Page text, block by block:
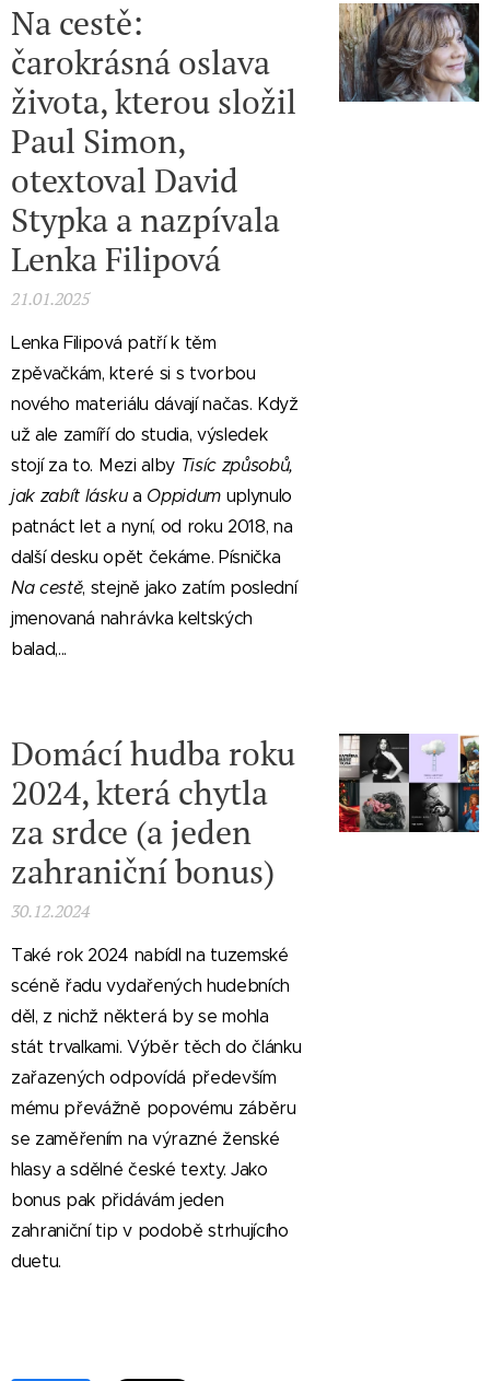
Na cestě:
čarokrásná oslava
života, kterou složil
Paul Simon,
otextoval David
Stypka a nazpívala
Lenka Filipová
21.01.2025
Lenka Filipová patří k těm
zpěvačkám, které si s tvorbou
nového materiálu dávají načas. Když
už ale zamíří do studia, výsledek
stojí za to. Mezi alby Tisíc způsobů,
jak zabít láskua Oppidum uplynulo
patnáct let a nyní, od roku 2018, na
další desku opět čekáme. Písnička
Na cestě, stejně jako zatím poslední
jmenovaná nahrávka keltských
balad,...
Domácí hudba roku
2024, která chytla
za srdce (a jeden
zahraniční bonus)
30.12.2024
Také rok 2024 nabídl na tuzemské
scéně řadu vydařených hudebních
děl, z nichž některá by se mohla
stát trvalkami. Výběr těch do článku
zařazených odpovídá především
mému převážně popovému záběru
se zaměřením na výrazné ženské
hlasy a sdělné české texty. Jako
bonus pak přidávám jeden
zahraniční tip v podobě strhujícího
duetu.